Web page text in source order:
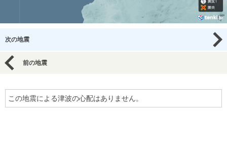
次の地震
前の地震
この地震による津波の心配はありません。